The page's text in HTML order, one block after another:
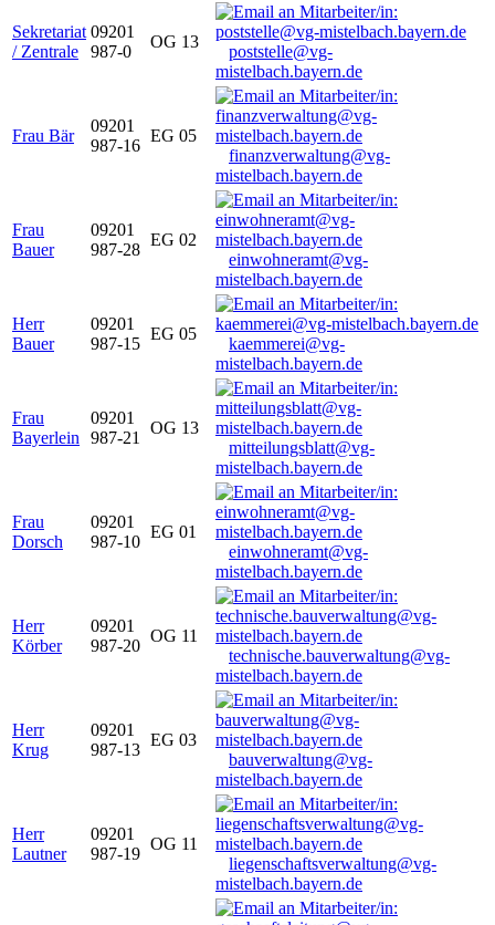
Sekretariat
/ Zentrale
09201
987-0
OG 13
poststelle@vg-
mistelbach.bayern.de
Frau Bär
09201
987-16
EG 05
finanzverwaltung@vg-
mistelbach.bayern.de
Frau
Bauer
09201
987-28
EG 02
einwohneramt@vg-
mistelbach.bayern.de
Herr
Bauer
09201
987-15
EG 05
kaemmerei@vg-
mistelbach.bayern.de
Frau
Bayerlein
09201
987-21
OG 13
mitteilungsblatt@vg-
mistelbach.bayern.de
Frau
Dorsch
09201
987-10
EG 01
einwohneramt@vg-
mistelbach.bayern.de
Herr
Körber
09201
987-20
OG 11
technische.bauverwaltung@vg-
mistelbach.bayern.de
Herr
Krug
09201
987-13
EG 03
bauverwaltung@vg-
mistelbach.bayern.de
Herr
Lautner
09201
987-19
OG 11
liegenschaftsverwaltung@vg-
mistelbach.bayern.de